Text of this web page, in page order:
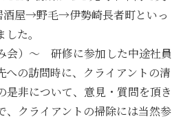
屋→野毛→伊勢崎長者町といっ
た。
会）～ 研修に参加した中途社員
への訪問時に、クライアントの清
是非について、意見・質問を頂き
、クライアントの掃除には当然参